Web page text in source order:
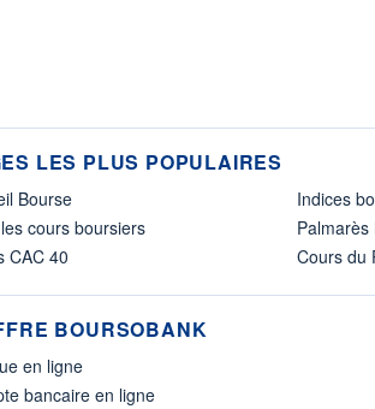
LES PLUS POPULAIRES
Bourse
cours boursiers
CAC 40
Indices
Palmarès
Cours du
BOURSOBANK
en ligne
bancaire en ligne